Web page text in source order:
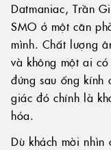
Datmaniac, Trần
SMO ở một căn
mình. Chất lượng
và không một ai
đứng sau ống kính
giác đó chính là
hóa.
Dù khách mời